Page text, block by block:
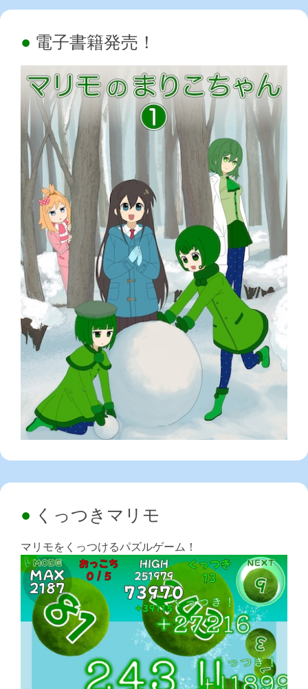
電子書籍発売！
くっつきマリモ
マリモをくっつけるパズルゲーム！